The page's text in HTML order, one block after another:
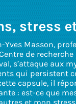
stress
Yves Masson,
de recherche
s’attaque aux
qui persistent
capsule, il
: est-ce que